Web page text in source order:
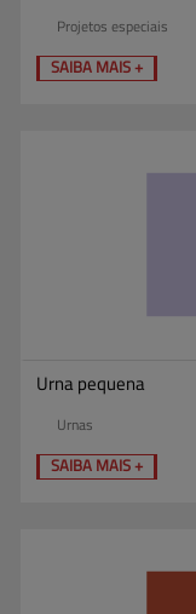
Projetos especiais
SAIBA MAIS +
Urna pequena
Urnas
SAIBA MAIS +